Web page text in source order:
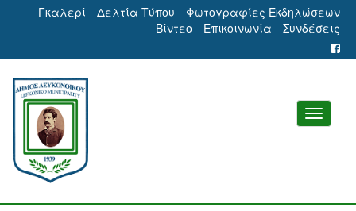
Γκαλερί Δελτία Τύπου
Φωτογραφίες Εκδηλώσεων
Βίντεο
Επικοινωνία Συνδέσεις